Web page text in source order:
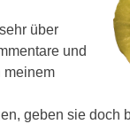
über
und
meinem
geben sie doch